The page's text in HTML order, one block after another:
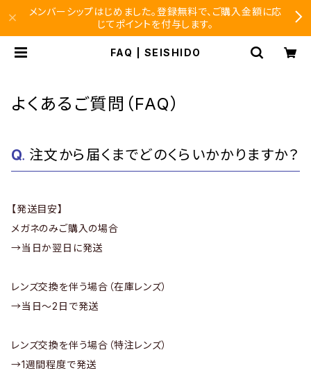
メンバーシップはじめました。登録無料で、ご購入金額に応
じてポイントを付与します。
FAQ | SEISHIDO
よくあるご質問（FAQ）
注文から届くまでどのくらいかかりますか？
【発送目安】
メガネのみご購入の場合
→当日か翌日に発送
レンズ交換を伴う場合（在庫レンズ）
→当日〜2日で発送
レンズ交換を伴う場合（特注レンズ）
→1週間程度で発送